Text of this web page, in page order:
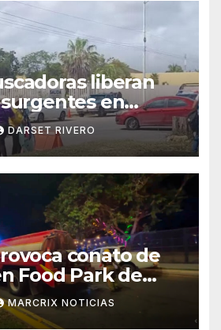
liberan
en
acordar
el fiscal de
DARSET RIVERO
conato de
Food Park de
MARCRIX NOTICIAS